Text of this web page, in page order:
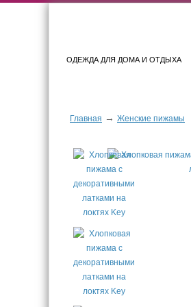
ОДЕЖДА ДЛЯ ДОМА И ОТДЫХА
Главная → Женские пижамы